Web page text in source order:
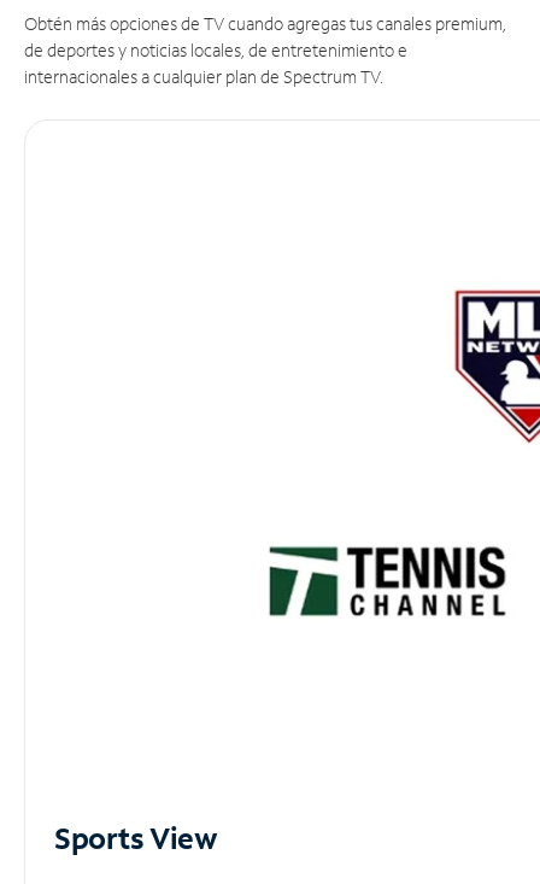
Obtén más opciones de TV cuando agregas tus canales premium,
de deportes y noticias locales, de entretenimiento e
internacionales a cualquier plan de Spectrum TV.
Sports View